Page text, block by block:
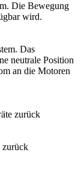
Die Bewegung
wird.
Das
neutrale Position
an die Motoren
zurück
zurück